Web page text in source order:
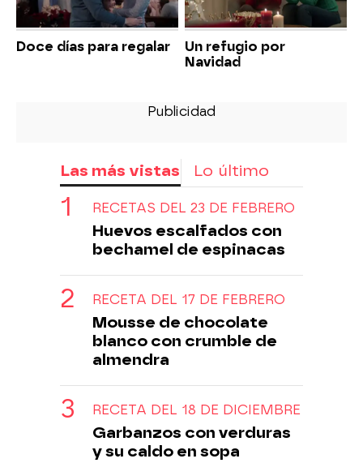
Doce días para regalar
Un refugio por
Navidad
Las más vistas Lo último
RECETAS DEL 23 DE FEBRERO
Huevos escalfados con
bechamel de espinacas
RECETA DEL 17 DE FEBRERO
Mousse de chocolate
blanco con crumble de
almendra
RECETA DEL 18 DE DICIEMBRE
Garbanzos con verduras
y su caldo en sopa